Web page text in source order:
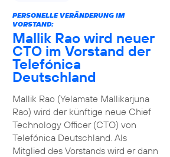
PERSONELLE VERÄNDERUNG IM
VORSTAND:
Mallik Rao wird neuer
CTO im Vorstand der
Telefónica
Deutschland
Mallik Rao (Yelamate Mallikarjuna
Rao) wird der künftige neue Chief
Technology Officer (CTO) von
Telefónica Deutschland. Als
Mitglied des Vorstands wird er dann